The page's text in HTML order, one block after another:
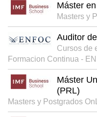
Máster
Masters y
Auditor
Cursos de
Formacion Continua -
Máster
(PRL)
Masters y Postgrados